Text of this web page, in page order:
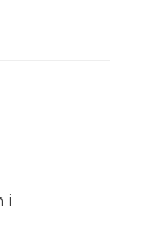
i